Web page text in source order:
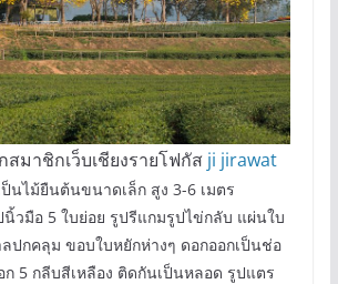
มาชิกเว็บเชียงรายโฟกัส ji jirawat
ป็นไม้ยืนต้นขนาดเล็ก สูง 3-6 เมตร
วมือ 5 ใบย่อย รูปรีแกมรูปไข่กลับ แผ่นใบ
ปกคลุม ขอบใบหยักห่างๆ ดอกออกเป็นช่อ
5 กลีบสีเหลือง ติดกันเป็นหลอด รูปแตร